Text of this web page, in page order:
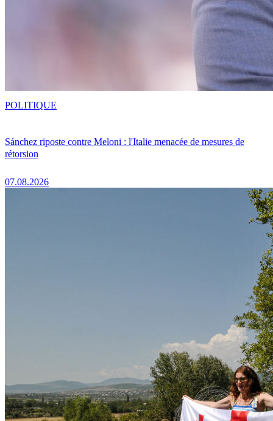
Sánchez riposte contre Meloni : l'Italie menacée de mesures de
rétorsion
07.08.2026
POLITIQUE